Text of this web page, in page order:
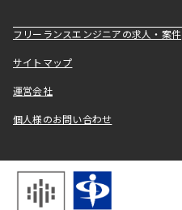
フリーランスエンジニアの求人・案件
サイトマップ
運営会社
個人様のお問い合わせ